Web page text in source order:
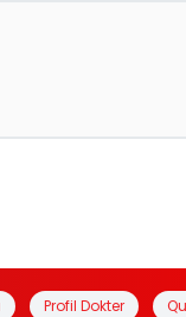
Profil Dokter